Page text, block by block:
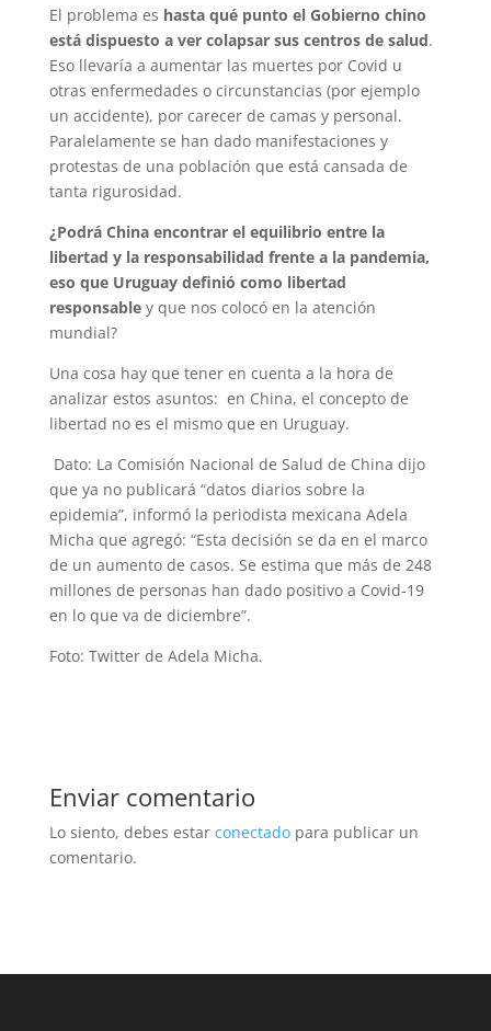
El problema es hasta qué punto el Gobierno chino
está dispuesto a ver colapsar sus centros de salud.
Eso llevaría a aumentar las muertes por Covid u
otras enfermedades o circunstancias (por ejemplo
un accidente), por carecer de camas y personal.
Paralelamente se han dado manifestaciones y
protestas de una población que está cansada de
tanta rigurosidad.
¿Podrá China encontrar el equilibrio entre la
libertad y la responsabilidad frente a la pandemia,
eso que Uruguay definió como libertad
responsabley que nos colocó en la atención
mundial?
Una cosa hay que tener en cuenta a la hora de
analizar estos asuntos: en China, el concepto de
libertad no es el mismo que en Uruguay.
Dato: La Comisión Nacional de Salud de China dijo
que ya no publicará “datos diarios sobre la
epidemia”, informó la periodista mexicana Adela
Micha que agregó: “Esta decisión se da en el marco
de un aumento de casos. Se estima que más de 248
millones de personas han dado positivo a Covid-19
en lo que va de diciembre”.
Foto: Twitter de Adela Micha.
Enviar comentario
Lo siento, debes estar conectadopara publicar un
comentario.